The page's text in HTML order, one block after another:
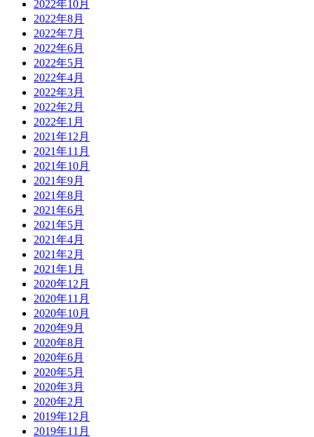
2022年10月
2022年8月
2022年7月
2022年6月
2022年5月
2022年4月
2022年3月
2022年2月
2022年1月
2021年12月
2021年11月
2021年10月
2021年9月
2021年8月
2021年6月
2021年5月
2021年4月
2021年2月
2021年1月
2020年12月
2020年11月
2020年10月
2020年9月
2020年8月
2020年6月
2020年5月
2020年3月
2020年2月
2019年12月
2019年11月